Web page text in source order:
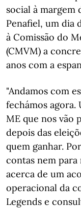
social à
Penafiel, um dia
à Comissão do
(CMVM) a
anos com a
"Andamos com
fechámos agora.
ME que nos vão
depois das
quem ganhar.
contas nem para
acerca de um
operacional da
Legends e